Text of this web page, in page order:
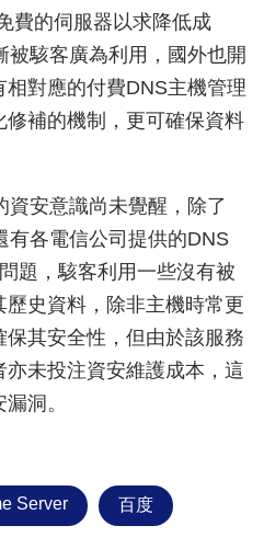
費的伺服器以求降低成
被駭客廣為利用，國外也開
對應的付費DNS主機管理
補的機制，更可確保資料
資安意識尚未覺醒，除了
有各電信公司提供的DNS
題，駭客利用一些沒有被
史資料，除非主機時常更
其安全性，但由於該服務
未投注資安維護成本，這
洞。
Server 百度